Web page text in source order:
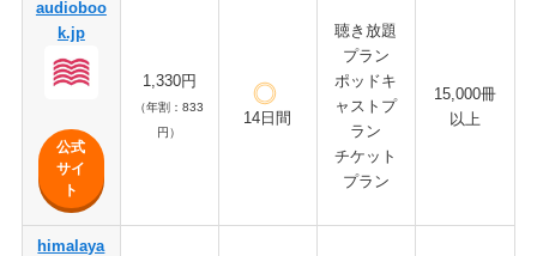
audioboo
k.jp
公式
サイ
ト
1,330円
（年割：833
円）
14日間
聴き放題
プラン
ポッドキ
ャストプ
ラン
チケット
プラン
15,000冊
以上
himalaya